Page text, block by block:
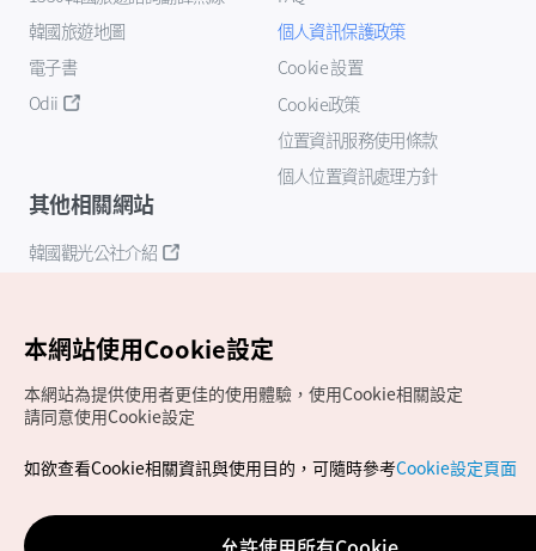
韓國旅遊地圖
電子書
Odii
個人資訊保護政策
Cookie 設置
Cookie政策
位置資訊服務使用條款
個人位置資訊處理方針
其他相關網站
韓國觀光公社介紹
Copyrights (c) 韓國觀光公社版權所有
如有相關疑問或建議，歡迎來信至官方信箱
chinese_big5@knto.or.kr
本網站使用Cookie設定
本網站為提供使用者更佳的使用體驗，使用Cookie相關設定
請同意使用Cookie設定
如欲查看Cookie相關資訊與使用目的，可隨時參考Cookie設定頁面